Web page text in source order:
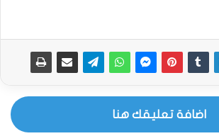
اضافة تعليقك هنا